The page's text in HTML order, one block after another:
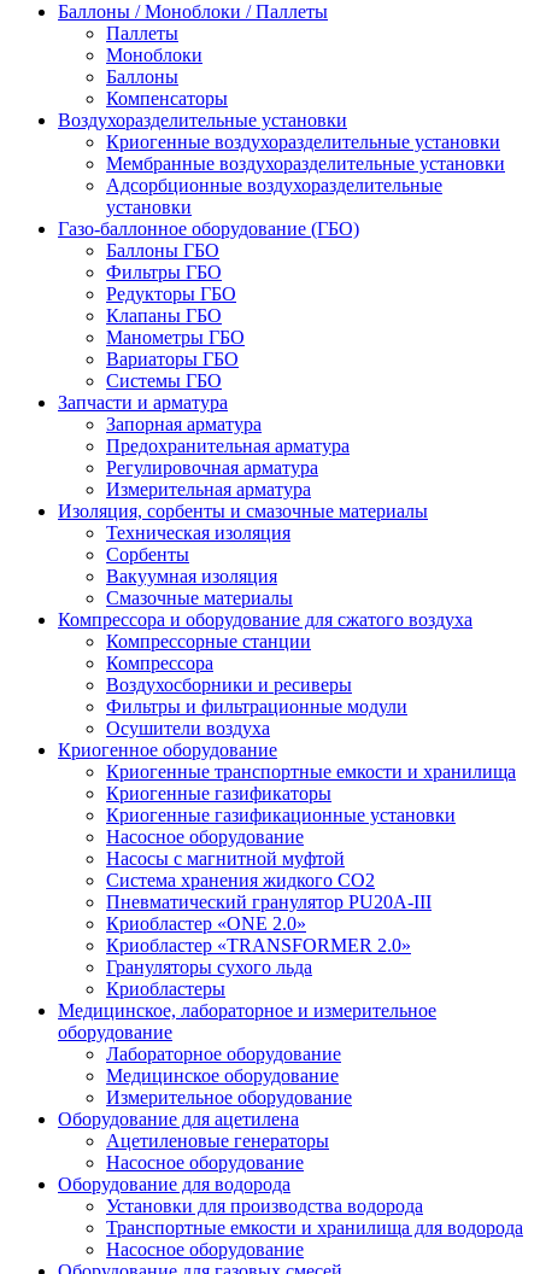
Баллоны / Моноблоки / Паллеты
Паллеты
Моноблоки
Баллоны
Компенсаторы
Воздухоразделительные установки
Криогенные воздухоразделительные установки
Мембранные воздухоразделительные установки
Адсорбционные воздухоразделительные
установки
Газо-баллонное оборудование (ГБО)
Баллоны ГБО
Фильтры ГБО
Редукторы ГБО
Клапаны ГБО
Манометры ГБО
Вариаторы ГБО
Системы ГБО
Запчасти и арматура
Запорная арматура
Предохранительная арматура
Регулировочная арматура
Измерительная арматура
Изоляция, сорбенты и смазочные материалы
Техническая изоляция
Сорбенты
Вакуумная изоляция
Смазочные материалы
Компрессора и оборудование для сжатого воздуха
Компрессорные станции
Компрессора
Воздухосборники и ресиверы
Фильтры и фильтрационные модули
Осушители воздуха
Криогенное оборудование
Криогенные транспортные емкости и хранилища
Криогенные газификаторы
Криогенные газификационные установки
Насосное оборудование
Насосы с магнитной муфтой
Система хранения жидкого CO2
Пневматический гранулятор PU20A-III
Криобластер «ONE 2.0»
Криобластер «TRANSFORMER 2.0»
Грануляторы сухого льда
Криобластеры
Медицинское, лабораторное и измерительное
оборудование
Лабораторное оборудование
Медицинское оборудование
Измерительное оборудование
Оборудование для ацетилена
Ацетиленовые генераторы
Насосное оборудование
Оборудование для водорода
Установки для производства водорода
Транспортные емкости и хранилища для водорода
Насосное оборудование